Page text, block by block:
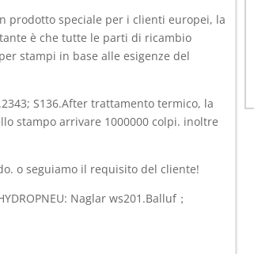
prodotto speciale per i clienti europei, la
è che tutte le parti di ricambio
stampi in base alle esigenze del
S136.After trattamento termico, la
stampo arrivare 1000000 colpi. inoltre
o seguiamo il requisito del cliente!
Naglar ws201.Balluf；